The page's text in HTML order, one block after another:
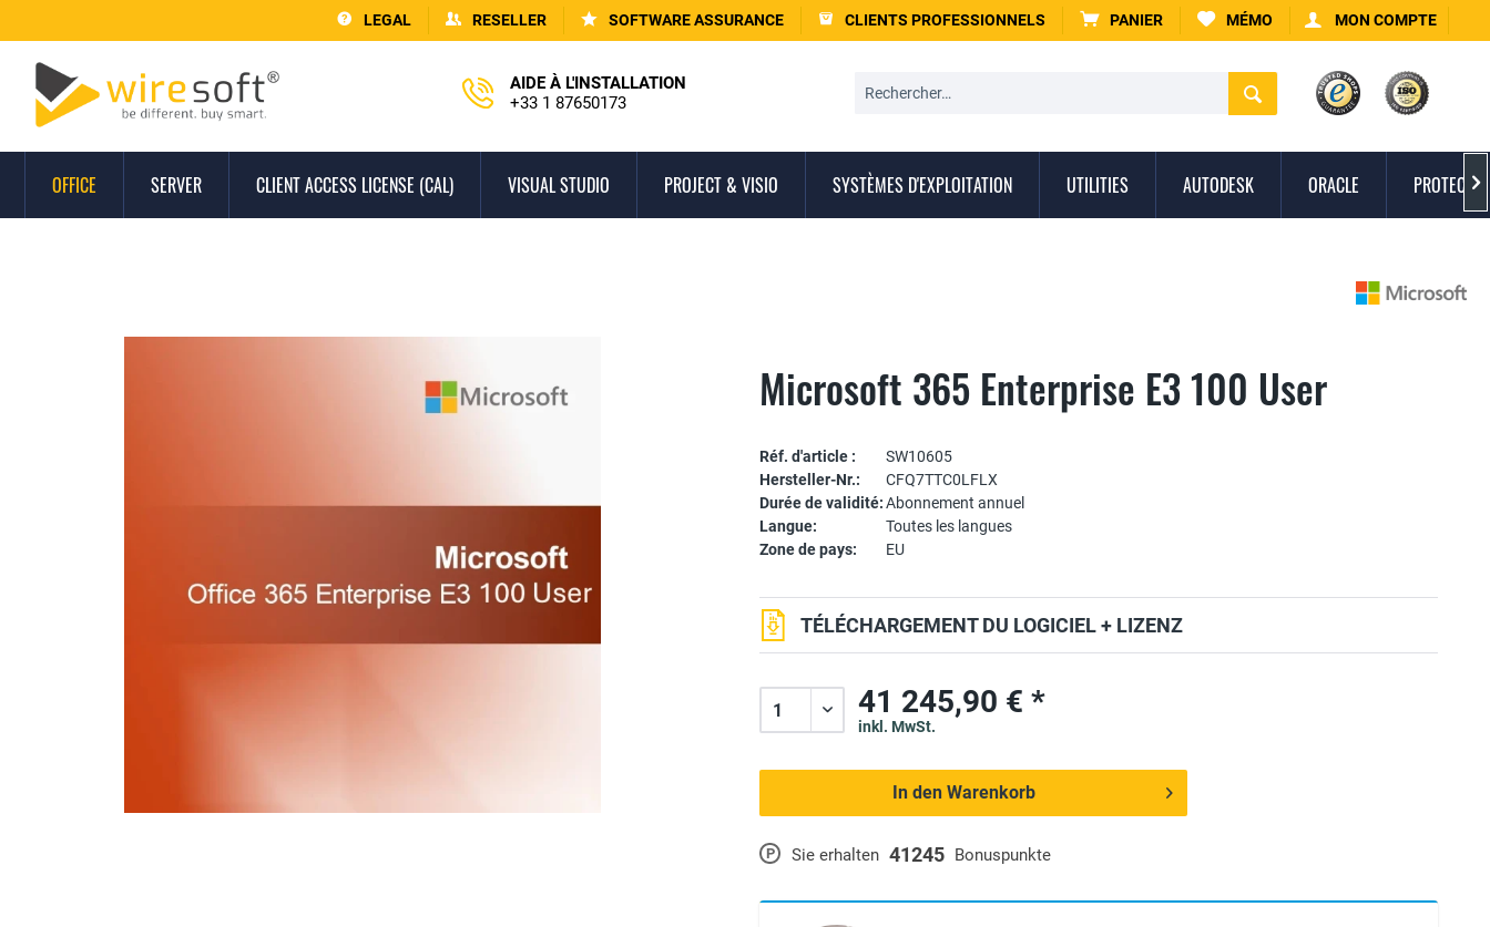
LEGAL RESELLER SOFTWARE ASSURANCE CLIENTS PROFESSIONNELS PANIER MÉMO MON COMPTE
AIDE À L'INSTALLATION
+33 1 87650173
OFFICE SERVER CLIENT ACCESS LICENSE (CAL) VISUAL STUDIO PROJECT & VISIO SYSTÈMES D'EXPLOITATION UTILITIES AUTODESK ORACLE 
Microsoft 365 Enterprise E3 100 User
Réf. d'article :
SW10605
Hersteller-Nr.:
CFQ7TTC0LFLX
Durée de validité:Abonnement annuel
Langue:
Toutes les langues
Zone de pays:
EU
P Sie erhalten 41245 Bonuspunkte
TÉLÉCHARGEMENT DU LOGICIEL + LIZENZ
41 245,90 € *
inkl. MwSt.
In den Warenkorb